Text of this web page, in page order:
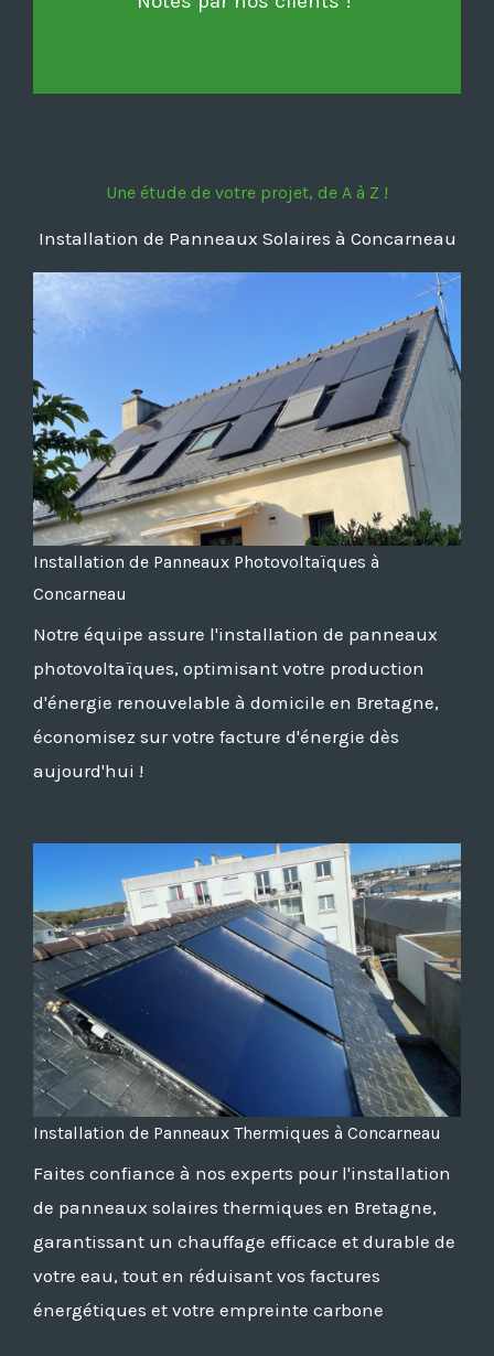
Une étude de votre projet, de A à Z !
Installation de Panneaux Solaires à Concarneau
Installation de Panneaux Photovoltaïques à
Concarneau
Notre équipe assure l'installation de panneaux
photovoltaïques, optimisant votre production
d'énergie renouvelable à domicile en Bretagne,
économisez sur votre facture d'énergie dès
aujourd'hui !
Installation de Panneaux Thermiques à Concarneau
Faites confiance à nos experts pour l'installation
de panneaux solaires thermiques en Bretagne,
garantissant un chauffage efficace et durable de
votre eau, tout en réduisant vos factures
énergétiques et votre empreinte carbone